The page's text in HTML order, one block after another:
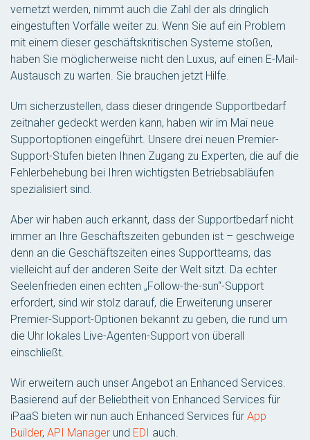
vernetzt werden, nimmt auch die Zahl der als dringlich
eingestuften Vorfälle weiter zu. Wenn Sie auf ein Problem
mit einem dieser geschäftskritischen Systeme stoßen,
haben Sie möglicherweise nicht den Luxus, auf einen E-Mail-
Austausch zu warten. Sie brauchen jetzt Hilfe.
Um sicherzustellen, dass dieser dringende Supportbedarf
zeitnaher gedeckt werden kann, haben wir im Mai neue
Supportoptionen eingeführt. Unsere drei neuen Premier-
Support-Stufen bieten Ihnen Zugang zu Experten, die auf die
Fehlerbehebung bei Ihren wichtigsten Betriebsabläufen
spezialisiert sind.
Aber wir haben auch erkannt, dass der Supportbedarf nicht
immer an Ihre Geschäftszeiten gebunden ist – geschweige
denn an die Geschäftszeiten eines Supportteams, das
vielleicht auf der anderen Seite der Welt sitzt. Da echter
Seelenfrieden einen echten „Follow-the-sun“-Support
erfordert, sind wir stolz darauf, die Erweiterung unserer
Premier-Support-Optionen bekannt zu geben, die rund um
die Uhr lokales Live-Agenten-Support von überall
einschließt.
Wir erweitern auch unser Angebot an Enhanced Services.
Basierend auf der Beliebtheit von Enhanced Services für
iPaaS bieten wir nun auch Enhanced Services für App
Builder, API Manager und EDI auch.